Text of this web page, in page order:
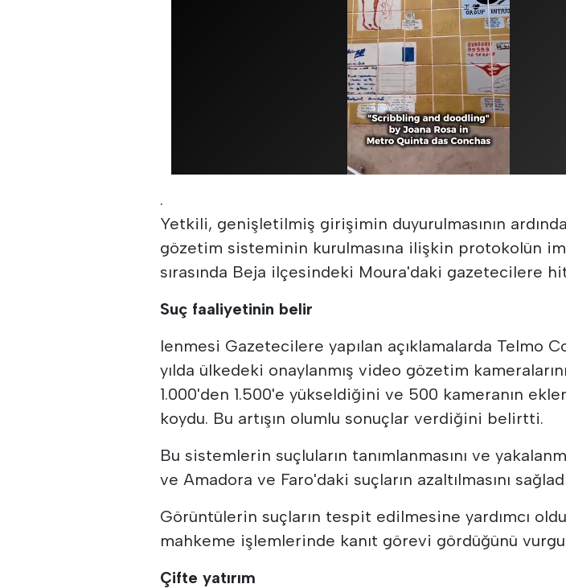
.
Yetkili, genişletilmiş girişimin duyurulmasının
gözetim sisteminin kurulmasına ilişkin protokolün
sırasında Beja ilçesindeki Moura'daki gazetecilere
Suç faaliyetinin belir
lenmesi Gazetecilere yapılan açıklamalarda Telmo
yılda ülkedeki onaylanmış video gözetim
1.000'den 1.500'e yükseldiğini ve 500 kameranın
koydu. Bu artışın olumlu sonuçlar verdiğini belirtti.
Bu sistemlerin suçluların tanımlanmasını ve
ve Amadora ve Faro'daki suçların azaltılmasını
Görüntülerin suçların tespit edilmesine yardımcı
mahkeme işlemlerinde kanıt görevi gördüğünü
Çifte yatırım